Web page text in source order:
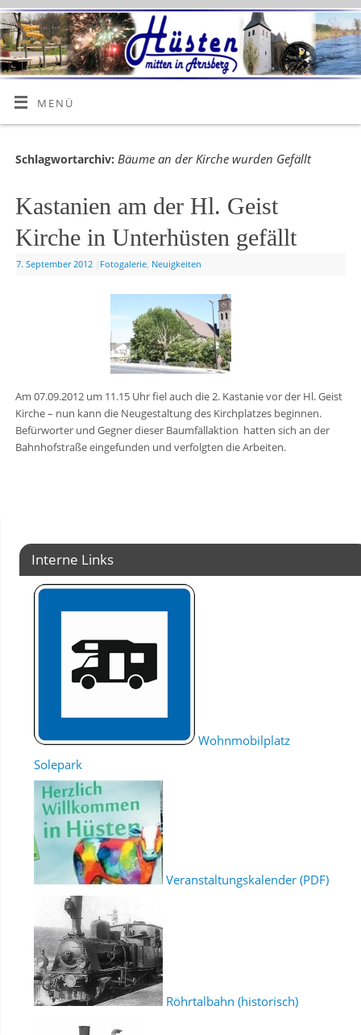
MENÜ
Schlagwortarchiv: Bäume an der Kirche wurden Gefällt
Kastanien am der Hl. Geist
Kirche in Unterhüsten gefällt
7. September 2012 Fotogalerie, Neuigkeiten
Am 07.09.2012 um 11.15 Uhr fiel auch die 2. Kastanie vor der Hl. Geist
Kirche – nun kann die Neugestaltung des Kirchplatzes beginnen.
Befürworter und Gegner dieser Baumfällaktion hatten sich an der
Bahnhofstraße eingefunden und verfolgten die Arbeiten.
Interne Links
Wohnmobilplatz
Solepark
Veranstaltungskalender (PDF)
Röhrtalbahn (historisch)